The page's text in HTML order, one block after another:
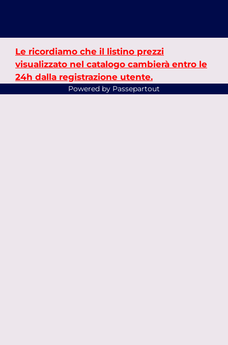
Le ricordiamo che il listino prezzi
visualizzato nel catalogo cambierà entro le
24h dalla registrazione utente.
Powered by Passepartout